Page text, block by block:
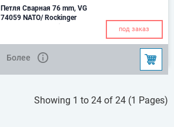
Петля Сварная 76 mm, VG
74059 NATO/ Rockinger
h x b- 65x60 mm Ø 76
под заказ
Более
Showing 1 to 24 of 24 (1 Pages)